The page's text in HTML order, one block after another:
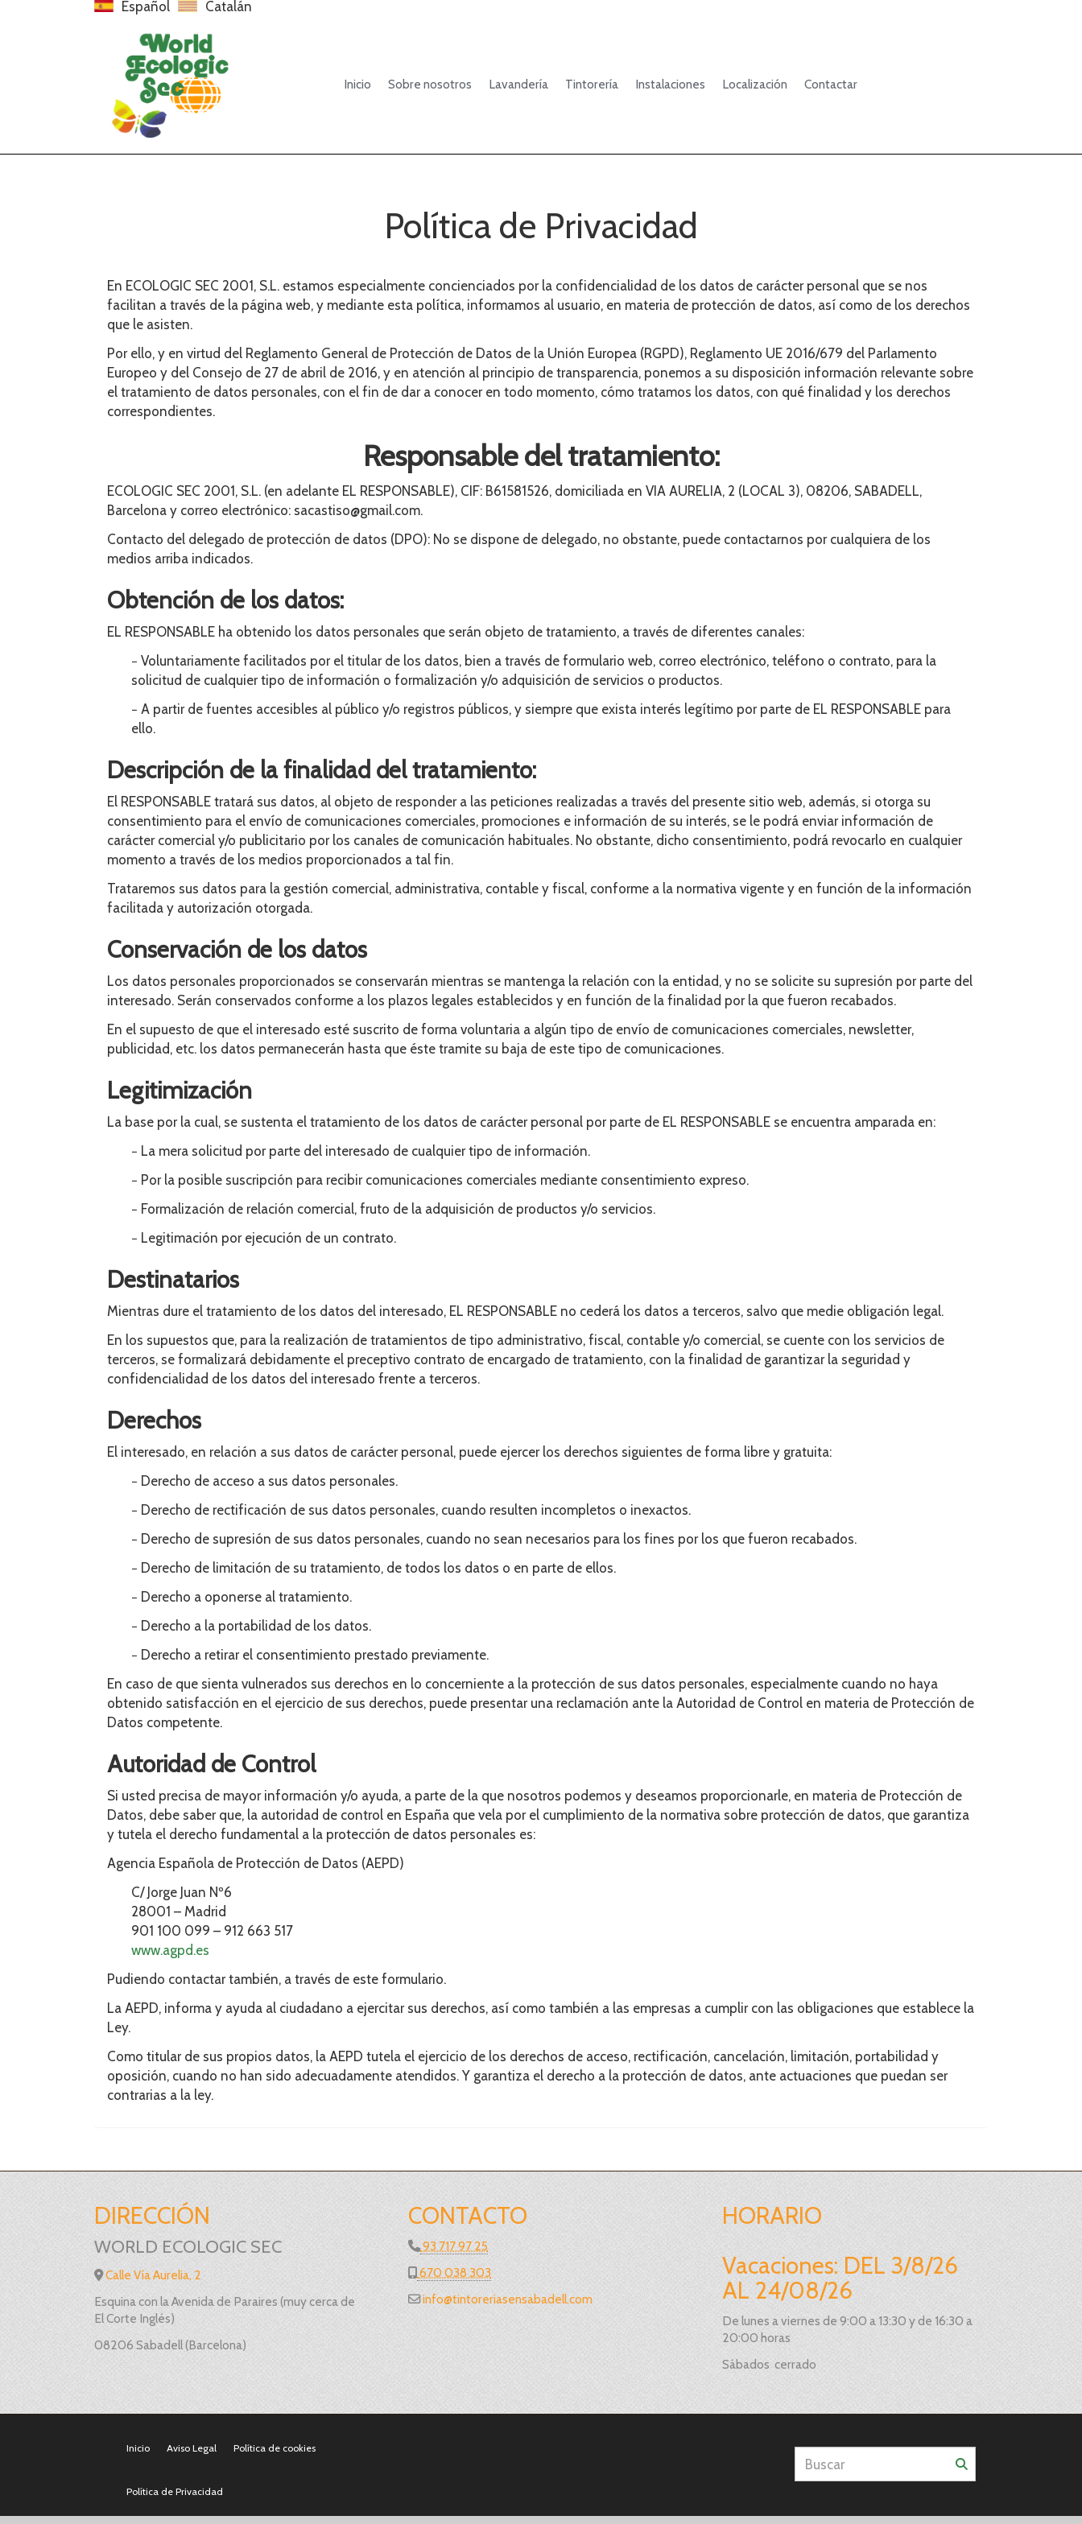
Español Catalán
Inicio Sobre nosotros Lavandería Tintorería Instalaciones Localización Contactar
Política de Privacidad
En ECOLOGIC SEC 2001, S.L. estamos especialmente concienciados por la confidencialidad de los datos de carácter personal que se nos
facilitan a través de la página web, y mediante esta política, informamos al usuario, en materia de protección de datos, así como de los derechos
que le asisten.
Por ello, y en virtud del Reglamento General de Protección de Datos de la Unión Europea (RGPD), Reglamento UE 2016/679 del Parlamento
Europeo y del Consejo de 27 de abril de 2016, y en atención al principio de transparencia, ponemos a su disposición información relevante sobre
el tratamiento de datos personales, con el fin de dar a conocer en todo momento, cómo tratamos los datos, con qué finalidad y los derechos
correspondientes.
Responsable del tratamiento:
ECOLOGIC SEC 2001, S.L. (en adelante EL RESPONSABLE), CIF: B61581526, domiciliada en VIA AURELIA, 2 (LOCAL 3), 08206, SABADELL,
Barcelona y correo electrónico: sacastiso@gmail.com.
Contacto del delegado de protección de datos (DPO): No se dispone de delegado, no obstante, puede contactarnos por cualquiera de los
medios arriba indicados.
Obtención de los datos:
EL RESPONSABLE ha obtenido los datos personales que serán objeto de tratamiento, a través de diferentes canales:
− Voluntariamente facilitados por el titular de los datos, bien a través de formulario web, correo electrónico, teléfono o contrato, para la
solicitud de cualquier tipo de información o formalización y/o adquisición de servicios o productos.
− A partir de fuentes accesibles al público y/o registros públicos, y siempre que exista interés legítimo por parte de EL RESPONSABLE para
ello.
Descripción de la finalidad del tratamiento:
El RESPONSABLE tratará sus datos, al objeto de responder a las peticiones realizadas a través del presente sitio web, además, si otorga su
consentimiento para el envío de comunicaciones comerciales, promociones e información de su interés, se le podrá enviar información de
carácter comercial y/o publicitario por los canales de comunicación habituales. No obstante, dicho consentimiento, podrá revocarlo en cualquier
momento a través de los medios proporcionados a tal fin.
Trataremos sus datos para la gestión comercial, administrativa, contable y fiscal, conforme a la normativa vigente y en función de la información
facilitada y autorización otorgada.
Conservación de los datos
Los datos personales proporcionados se conservarán mientras se mantenga la relación con la entidad, y no se solicite su supresión por parte del
interesado. Serán conservados conforme a los plazos legales establecidos y en función de la finalidad por la que fueron recabados.
En el supuesto de que el interesado esté suscrito de forma voluntaria a algún tipo de envío de comunicaciones comerciales, newsletter,
publicidad, etc. los datos permanecerán hasta que éste tramite su baja de este tipo de comunicaciones.
Legitimización
La base por la cual, se sustenta el tratamiento de los datos de carácter personal por parte de EL RESPONSABLE se encuentra amparada en:
− La mera solicitud por parte del interesado de cualquier tipo de información.
− Por la posible suscripción para recibir comunicaciones comerciales mediante consentimiento expreso.
− Formalización de relación comercial, fruto de la adquisición de productos y/o servicios.
− Legitimación por ejecución de un contrato.
Destinatarios
Mientras dure el tratamiento de los datos del interesado, EL RESPONSABLE no cederá los datos a terceros, salvo que medie obligación legal.
En los supuestos que, para la realización de tratamientos de tipo administrativo, fiscal, contable y/o comercial, se cuente con los servicios de
terceros, se formalizará debidamente el preceptivo contrato de encargado de tratamiento, con la finalidad de garantizar la seguridad y
confidencialidad de los datos del interesado frente a terceros.
Derechos
El interesado, en relación a sus datos de carácter personal, puede ejercer los derechos siguientes de forma libre y gratuita:
− Derecho de acceso a sus datos personales.
− Derecho de rectificación de sus datos personales, cuando resulten incompletos o inexactos.
− Derecho de supresión de sus datos personales, cuando no sean necesarios para los fines por los que fueron recabados.
− Derecho de limitación de su tratamiento, de todos los datos o en parte de ellos.
− Derecho a oponerse al tratamiento.
− Derecho a la portabilidad de los datos.
− Derecho a retirar el consentimiento prestado previamente.
En caso de que sienta vulnerados sus derechos en lo concerniente a la protección de sus datos personales, especialmente cuando no haya
obtenido satisfacción en el ejercicio de sus derechos, puede presentar una reclamación ante la Autoridad de Control en materia de Protección de
Datos competente.
Autoridad de Control
Si usted precisa de mayor información y/o ayuda, a parte de la que nosotros podemos y deseamos proporcionarle, en materia de Protección de
Datos, debe saber que, la autoridad de control en España que vela por el cumplimiento de la normativa sobre protección de datos, que garantiza
y tutela el derecho fundamental a la protección de datos personales es:
Agencia Española de Protección de Datos (AEPD)
C/ Jorge Juan Nº6
28001 – Madrid
901 100 099 – 912 663 517
www.agpd.es
Pudiendo contactar también, a través de este formulario.
La AEPD, informa y ayuda al ciudadano a ejercitar sus derechos, así como también a las empresas a cumplir con las obligaciones que establece la
Ley.
Como titular de sus propios datos, la AEPD tutela el ejercicio de los derechos de acceso, rectificación, cancelación, limitación, portabilidad y
oposición, cuando no han sido adecuadamente atendidos. Y garantiza el derecho a la protección de datos, ante actuaciones que puedan ser
contrarias a la ley.
DIRECCIÓN
WORLD ECOLOGIC SEC
Calle Vía Aurelia, 2
Esquina con la Avenida de Paraires (muy cerca de
El Corte Inglés)
08206 Sabadell (Barcelona)
CONTACTO
93 717 97 25
670 038 303
info
tintoreriasensabadell.com
HORARIO
Vacaciones: DEL 3/8/26
AL 24/08/26
De lunes a viernes de 9:00 a 13:30 y de 16:30 a
20:00 horas
Sábados cerrado
Inicio Aviso Legal Política de cookies
Política de Privacidad